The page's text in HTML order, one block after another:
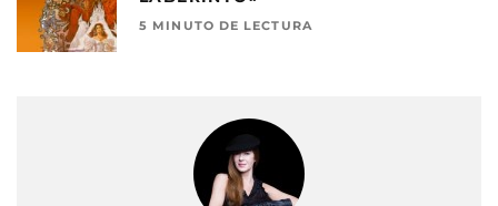
5 MINUTO DE LECTURA